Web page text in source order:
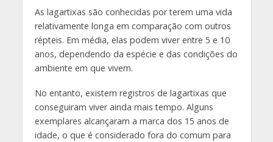
As lagartixas são conhecidas por terem uma vida
relativamente longa em comparação com outros
répteis. Em média, elas podem viver entre 5 e 10
anos, dependendo da espécie e das condições do
ambiente em que vivem.
No entanto, existem registros de lagartixas que
conseguiram viver ainda mais tempo. Alguns
exemplares alcançaram a marca dos 15 anos de
idade, o que é considerado fora do comum para